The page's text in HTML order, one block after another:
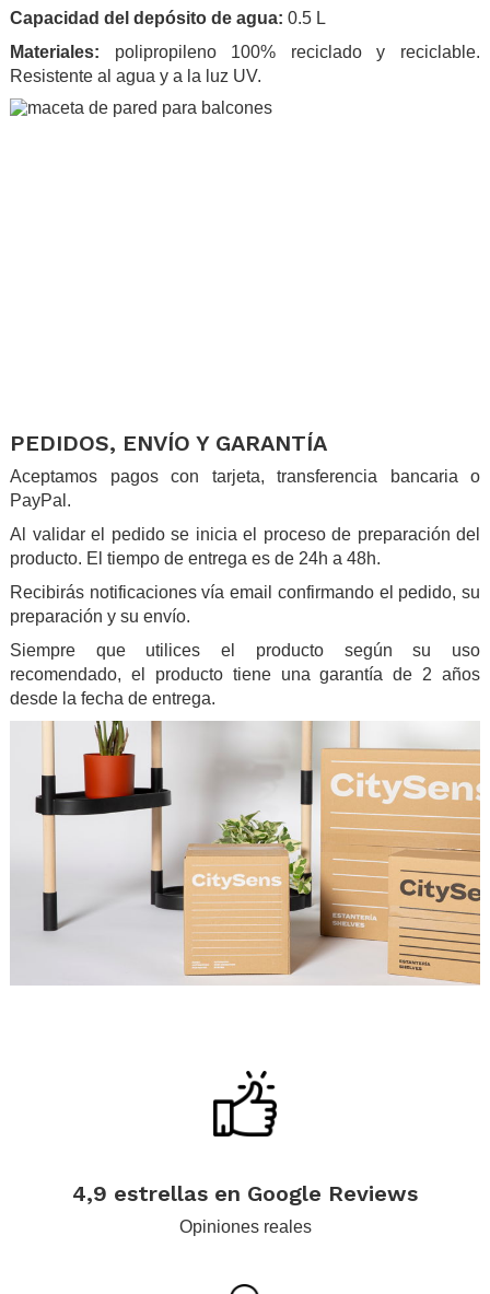
Capacidad del depósito de agua: 0.5 L
Materiales: polipropileno 100% reciclado y reciclable.
Resistente al agua y a la luz UV.
PEDIDOS, ENVÍO Y GARANTÍA
Aceptamos pagos con tarjeta, transferencia bancaria o
PayPal.
Al validar el pedido se inicia el proceso de preparación del
producto. El tiempo de entrega es de 24h a 48h.
Recibirás notificaciones vía email confirmando el pedido, su
preparación y su envío.
Siempre que utilices el producto según su uso
recomendado, el producto tiene una garantía de 2 años
desde la fecha de entrega.
4,9 estrellas en Google Reviews
Opiniones reales